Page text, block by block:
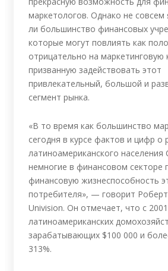
маркетологов. Однако не совсем
ли большинство финансовых
которые могут повлиять как
отрицательно на маркетинговую
призванную задействовать этот
привлекательный, большой и
сегмент рынка.
«В то время как большинство
сегодня в курсе фактов и цифр о
латиноамериканского
немногие в финансовом секторе
финансовую жизнеспособность
потребителя», — говорит
Univision. Он отмечает, что с
латиноамериканских
зарабатывающих $100 000 и
313%.